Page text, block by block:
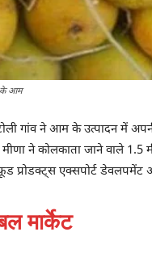
के आम
गांव ने आम के उत्पादन में
मीणा ने कोलकाता जाने वाले
प्रोडक्ट्स एक्सपोर्ट
मार्केट